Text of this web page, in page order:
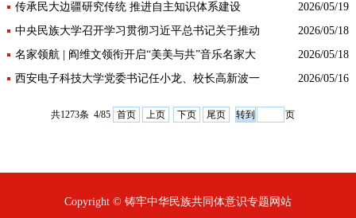
的实践与探索暨有组织科研攻坚任务部署会
传承民大边疆研究传统 推进自主知识体系建设
《民大边疆研究名家文存》发布会在京举行
2026/05/19
中央民族大学召开学习贯彻习近平总书记关于推动
哲学社会科学高质量发展重要指示精神学习座谈会
2026/05/18
名家领航 | 阎维文领衔开启“美美与共”音乐名家大
讲坛首场学术盛宴
2026/05/18
西安电子科技大学党委书记任小龙、校长高新波一
2026/05/16
共1273条 4/85 首页 上页 下页 尾页 页
Copyright © 铸牢中华民族共同体意识专题网站